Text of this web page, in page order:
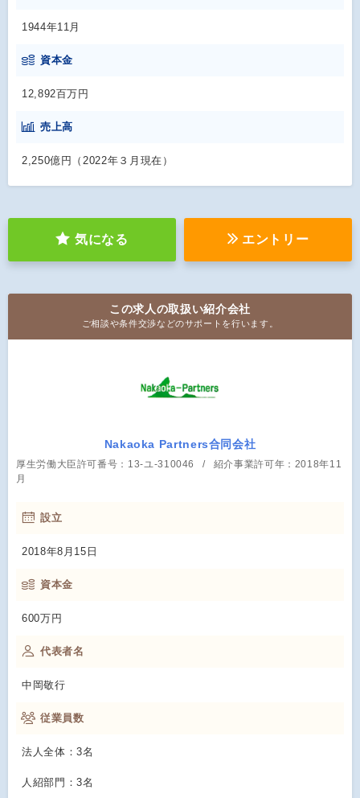
1944年11月
資本金
12,892百万円
売上高
2,250億円（2022年３月現在）
気になる エントリー
この求人の取扱い紹介会社
ご相談や条件交渉などのサポートを行います。
Nakaoka Partners合同会社
厚生労働大臣許可番号：13-ユ-310046
紹介事業許可年：2018年11
月
設立
2018年8月15日
資本金
600万円
代表者名
中岡敬行
従業員数
法人全体：3名
人紹部門：3名